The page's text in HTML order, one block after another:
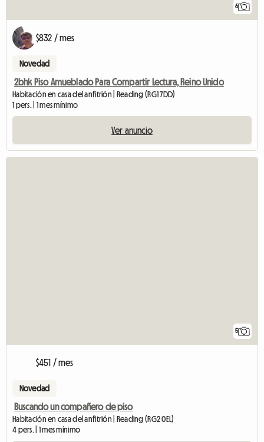
6
$832 / mes
Novedad
2bhk Piso Amueblado Para Compartir Lectura, Reino Unido
Habitación en casa del anfitrión | Reading (RG1 7DD)
1 pers. | 1 mes mínimo
Ver anuncio
5
$451 / mes
Novedad
Buscando un compañero de piso
Habitación en casa del anfitrión | Reading (RG2 0EL)
4 pers. | 1 mes mínimo